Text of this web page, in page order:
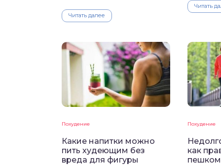
Читать далее
Читать
Похудение
Какие напитки можно
пить худеющим без
вреда для фигуры
Похудение
как